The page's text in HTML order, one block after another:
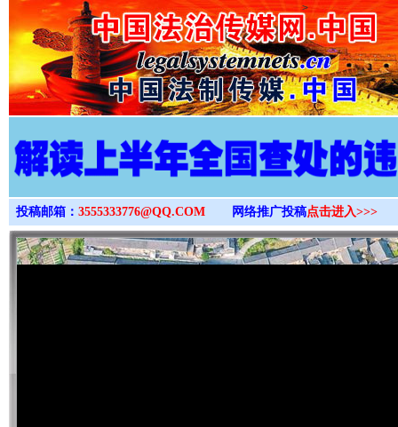
>
投稿邮箱： 3555333776@QQ.COM 网络推广投稿点击进入>>>